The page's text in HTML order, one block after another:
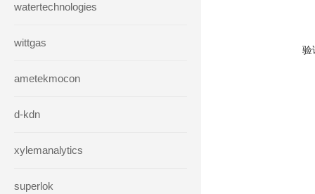
watertechnologies
wittgas
ametekmocon
d-kdn
xylemanalytics
superlok
验